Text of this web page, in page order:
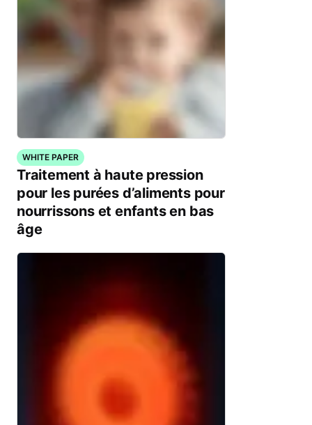
WHITE PAPER
Traitement à haute pression
pour les purées d’aliments pour
nourrissons et enfants en bas
âge